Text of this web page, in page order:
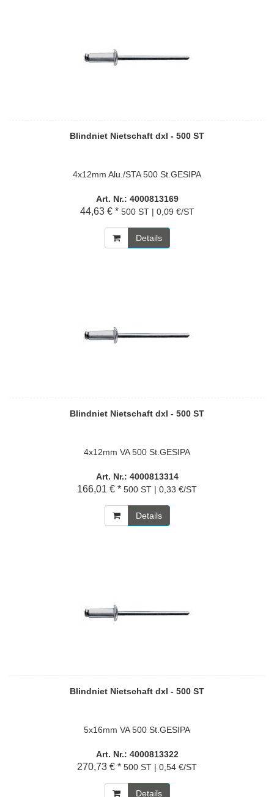
Blindniet Nietschaft dxl - 500 ST
4x12mm Alu./STA 500 St.GESIPA
Art. Nr.: 4000813169
44,63 € * 500 ST | 0,09 €/ST
Details
Blindniet Nietschaft dxl - 500 ST
4x12mm VA 500 St.GESIPA
Art. Nr.: 4000813314
166,01 € * 500 ST | 0,33 €/ST
Details
Blindniet Nietschaft dxl - 500 ST
5x16mm VA 500 St.GESIPA
Art. Nr.: 4000813322
270,73 € * 500 ST | 0,54 €/ST
Details